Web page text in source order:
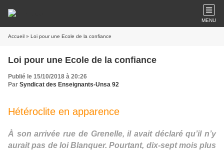
MENU
Accueil » Loi pour une Ecole de la confiance
Loi pour une Ecole de la confiance
Publié le 15/10/2018 à 20:26
Par Syndicat des Enseignants-Unsa 92
Hétéroclite en apparence
À son arrivée rue de Grenelle, il avait déclaré qu’il n’y
aurait pas de loi Blanquer. Pourtant, dix-sept mois plus